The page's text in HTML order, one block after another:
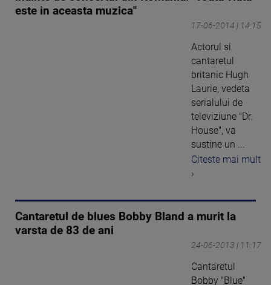
este in aceasta muzica"
17-06-2014 | 14:15
Actorul si
cantaretul
britanic Hugh
Laurie, vedeta
serialului de
televiziune "Dr.
House", va
sustine un ...
Citeste mai mult
›
Cantaretul de blues Bobby Bland a murit la
varsta de 83 de ani
24-06-2013 | 11:17
Cantaretul
Bobby "Blue"